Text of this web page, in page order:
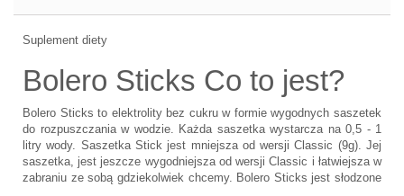
Suplement diety
Bolero Sticks Co to jest?
Bolero Sticks to elektrolity bez cukru w formie wygodnych saszetek
do rozpuszczania w wodzie. Każda saszetka wystarcza na 0,5 - 1
litry wody. Saszetka Stick jest mniejsza od wersji Classic (9g). Jej
saszetka, jest jeszcze wygodniejsza od wersji Classic i łatwiejsza w
zabraniu ze sobą gdziekolwiek chcemy. Bolero Sticks jest słodzone